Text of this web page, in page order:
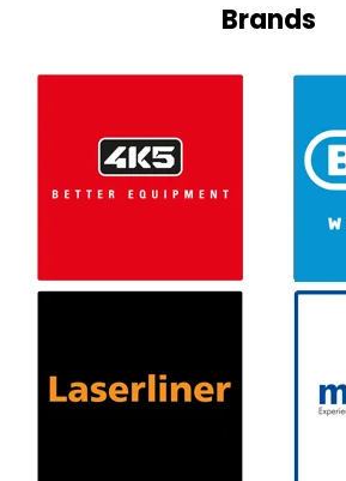
Brands